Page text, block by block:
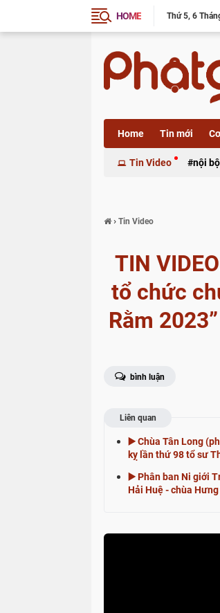
HOME Thứ 5 6
Home Tin mới
Xã luận
Tin Video nội bộ
› Tin Video
TIN
tổ chức
Rằm
bình luận
Liên quan
▶️ Chùa Tân Long
kỵ lần thứ 98 tổ sư
▶️ Phân ban Ni giới
Hải Huệ - chùa